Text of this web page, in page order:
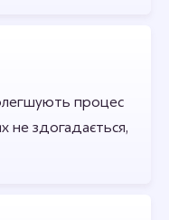
процес
не здогадається,